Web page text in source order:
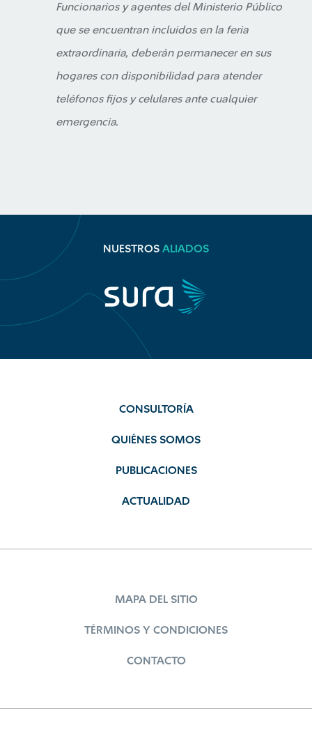
Funcionarios y agentes del Ministerio Público
que se encuentran incluidos en la feria
extraordinaria, deberán permanecer en sus
hogares con disponibilidad para atender
teléfonos fijos y celulares ante cualquier
emergencia.
NUESTROS ALIADOS
CONSULTORÍA
QUIÉNES SOMOS
PUBLICACIONES
ACTUALIDAD
MAPA DEL SITIO
TÉRMINOS Y CONDICIONES
CONTACTO